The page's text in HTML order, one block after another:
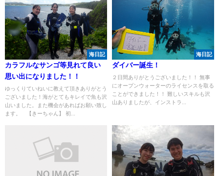
海日記
カラフルなサンゴ等見れて良い
思い出になりました！！
ゆっくりていねいに教えて頂きありがとう
ございました！海がとてもキレイで魚も沢
山いました。また機会があればお願い致し
ます。 【きーちゃん】 初...
海日記
ダイバー誕生！
２日間ありがとうございました！！ 無事
にオープンウォーターのライセンスを取る
ことができました！！ 難しいスキルも沢
山ありましたが、インストラ...